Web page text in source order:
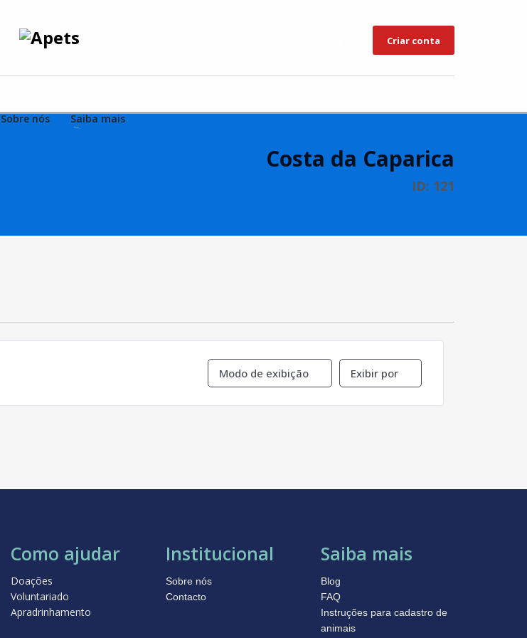
Criar conta
Sobre nós Saiba mais
Costa da Caparica
ID: 121
Modo de exibição Exibir por
Como ajudar
Doações
Voluntariado
Apradrinhamento
Institucional
Sobre nós
Contacto
Saiba mais
Blog
FAQ
Instruções para cadastro de
animais